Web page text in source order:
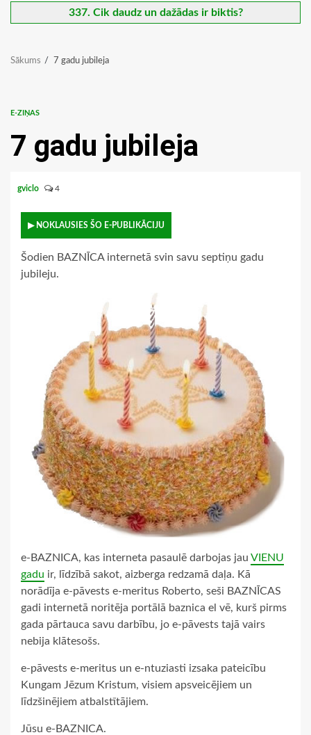
337. Cik daudz un dažādas ir biktis?
Sākums 7 gadu jubileja
E-ZIŅAS
7 gadu jubileja
gviclo 4
▶ NOKLAUSIES ŠO E-PUBLIKĀCIJU
Šodien BAZNĪCA internetā svin savu septiņu gadu
jubileju.
e-BAZNICA, kas interneta pasaulē darbojas jau VIENU
gadu ir, līdzībā sakot, aizberga redzamā daļa. Kā
norādīja e-pāvests e-meritus Roberto, seši BAZNĪCAS
gadi internetā noritēja portālā baznica el vē, kurš pirms
gada pārtauca savu darbību, jo e-pāvests tajā vairs
nebija klātesošs.
e-pāvests e-meritus un e-ntuziasti izsaka pateicību
Kungam Jēzum Kristum, visiem apsveicējiem un
līdzšinējiem atbalstītājiem.
Jūsu e-BAZNICA.